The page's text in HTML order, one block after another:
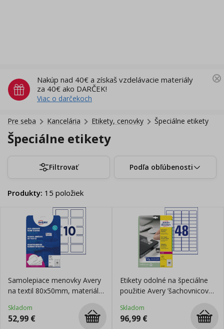
Nakúp nad 40€ a získaš vzdelávacie materiály
za 40€ ako DARČEK!
Viac o darčekoch
Pre seba Kancelária Etikety, cenovky Špeciálne etikety
Špeciálne etikety
Filtrovať Podľa obľúbenosti
Produkty: 15 položiek
Samolepiace menovky Avery
na textil 80x50mm, materiál
Skladom
52,99 €
Etikety odolné na špeciálne
použitie Avery ’šachovnicový
20 hárkov
Skladom
96,99 €